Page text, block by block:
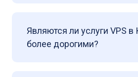
Являются ли услуги VPS в
более дорогими?